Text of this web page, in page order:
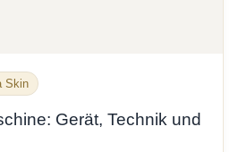
Skin
Gerät, Technik und